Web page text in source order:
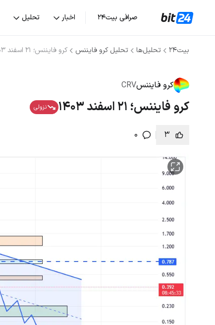
صرافی بیت۲۴ اخبار تحلیل
بیت۲۴ تحلیل‌ها تحلیل کرو فایننس کرو فایننس؛ ۲۱ اسفند ۱۴۰۳
کرو فایننسCRV
کرو فایننس؛ ۲۱ اسفند ۱۴۰۳ نزولی
3
0